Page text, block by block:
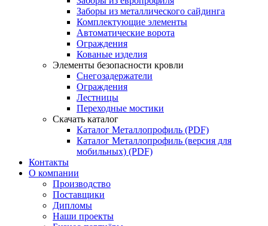
Заборы из металлического сайдинга
Комплектующие элементы
Автоматические ворота
Ограждения
Кованые изделия
Элементы безопасности кровли
Снегозадержатели
Ограждения
Лестницы
Переходные мостики
Скачать каталог
Каталог Металлопрофиль (PDF)
Каталог Металлопрофиль (версия для
мобильных) (PDF)
Контакты
О компании
Производство
Поставщики
Дипломы
Наши проекты